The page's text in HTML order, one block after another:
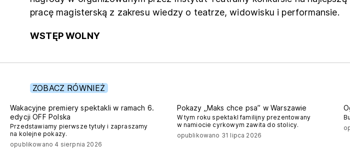
pracę magisterską z zakresu wiedzy o teatrze, widowisku i performansie.
WSTĘP WOLNY
ZOBACZ RÓWNIEŻ
off polska
Wakacyjne premiery spektakli w ramach 6.
edycji OFF Polska
Przedstawiamy pierwsze tytuły i zapraszamy
na kolejne pokazy.
opublikowano 4 sierpnia 2026
Pokazy „Maks chce psa” w Warszawie
W tym roku spektakl familijny prezentowany
w namiocie cyrkowym zawita do stolicy.
opublikowano 31 lipca 2026